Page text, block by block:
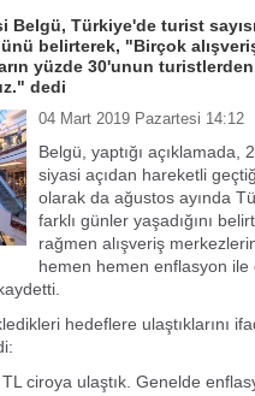
Belgü, Türkiye'de turist
belirterek, "Birçok
yüzde 30'unun
dedi
04 Mart 2019 Pazartesi 14:12
Belgü, yaptığı açıklamada,
siyasi açıdan hareketli
olarak da ağustos ayında
farklı günler yaşadığını
rağmen alışveriş
hemen hemen enflasyon ile
hedeflere ulaştıklarını
ciroya ulaştık. Genelde